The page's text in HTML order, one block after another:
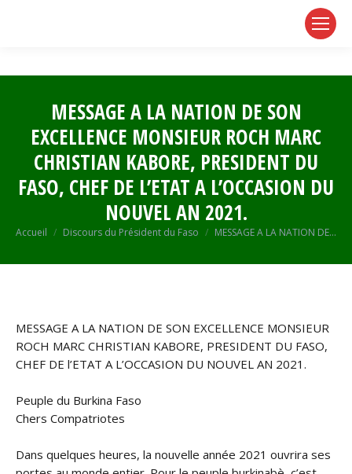
MESSAGE A LA NATION DE SON
EXCELLENCE MONSIEUR ROCH MARC
CHRISTIAN KABORE, PRESIDENT DU
FASO, CHEF DE L’ETAT A L’OCCASION DU
NOUVEL AN 2021.
Vous êtes ici :
Accueil Discours du Président du Faso MESSAGE A LA NATION DE…
MESSAGE A LA NATION DE SON EXCELLENCE MONSIEUR
ROCH MARC CHRISTIAN KABORE, PRESIDENT DU FASO,
CHEF DE l’ETAT A L’OCCASION DU NOUVEL AN 2021.
Peuple du Burkina Faso
Chers Compatriotes
Dans quelques heures, la nouvelle année 2021 ouvrira ses